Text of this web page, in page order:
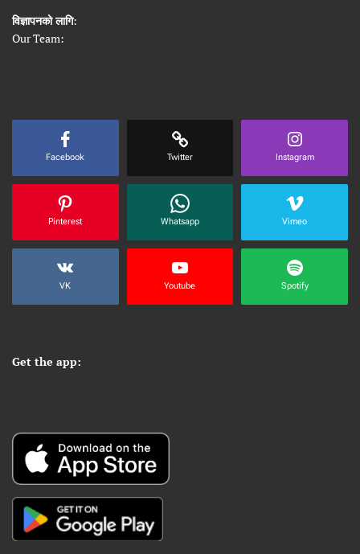
विज्ञापनको लागि:
Our Team:
Facebook Twitter Instagram
Pinterest Whatsapp Vimeo
VK Youtube Spotify
Get the app: